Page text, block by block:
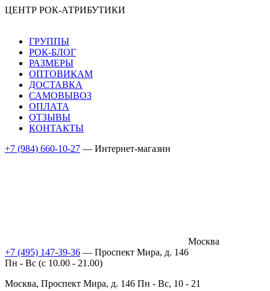
ЦЕНТР РОК-АТРИБУТИКИ
ГРУППЫ
РОК-БЛОГ
РАЗМЕРЫ
ОПТОВИКАМ
ДОСТАВКА
САМОВЫВОЗ
ОПЛАТА
ОТЗЫВЫ
КОНТАКТЫ
+7 (984) 660-10-27 — Интернет-магазин
Москва
+7 (495) 147-39-36 — Проспект Мира, д. 146
Пн - Вс (c 10.00 - 21.00)
Москва, Проспект Мира, д. 146 Пн - Вс, 10 - 21